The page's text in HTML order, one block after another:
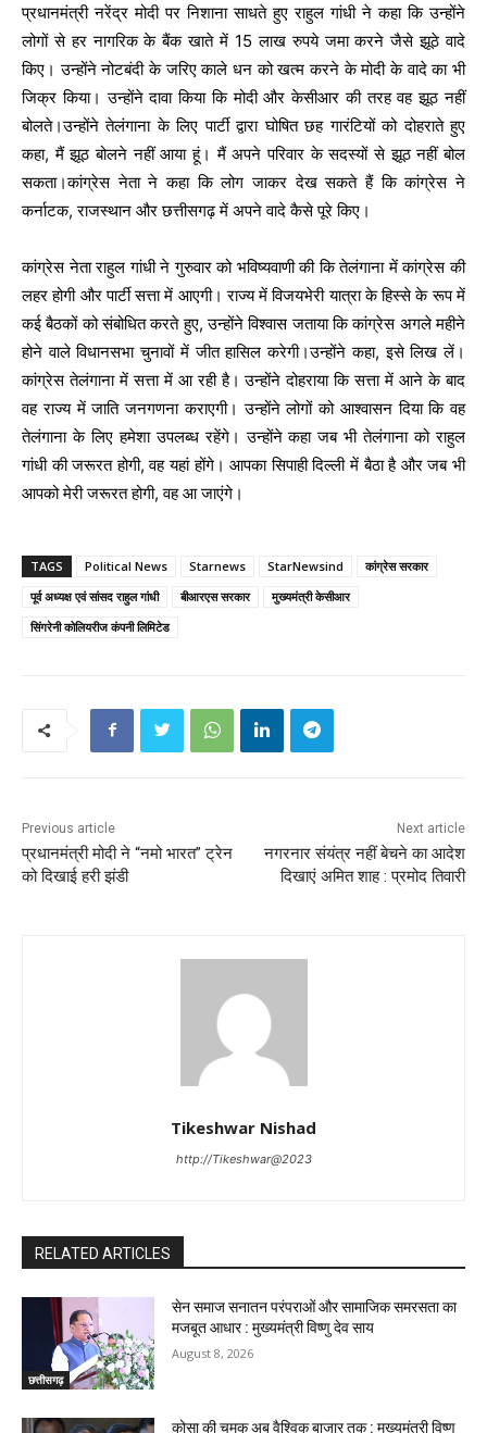
प्रधानमंत्री नरेंद्र मोदी पर निशाना साधते हुए राहुल गांधी ने कहा कि उन्होंने
लोगों से हर नागरिक के बैंक खाते में 15 लाख रुपये जमा करने जैसे झूठे वादे
किए। उन्होंने नोटबंदी के जरिए काले धन को खत्म करने के मोदी के वादे का भी
जिक्र किया। उन्होंने दावा किया कि मोदी और केसीआर की तरह वह झूठ नहीं
बोलते।उन्होंने तेलंगाना के लिए पार्टी द्वारा घोषित छह गारंटियों को दोहराते हुए
कहा, मैं झूठ बोलने नहीं आया हूं। मैं अपने परिवार के सदस्यों से झूठ नहीं बोल
सकता।कांग्रेस नेता ने कहा कि लोग जाकर देख सकते हैं कि कांग्रेस ने
कर्नाटक, राजस्थान और छत्तीसगढ़ में अपने वादे कैसे पूरे किए।
कांग्रेस नेता राहुल गांधी ने गुरुवार को भविष्यवाणी की कि तेलंगाना में कांग्रेस की
लहर होगी और पार्टी सत्ता में आएगी। राज्य में विजयभेरी यात्रा के हिस्से के रूप में
कई बैठकों को संबोधित करते हुए, उन्होंने विश्‍वास जताया कि कांग्रेस अगले महीने
होने वाले विधानसभा चुनावों में जीत हासिल करेगी।उन्होंने कहा, इसे लिख लें।
कांग्रेस तेलंगाना में सत्ता में आ रही है। उन्होंने दोहराया कि सत्ता में आने के बाद
वह राज्य में जाति जनगणना कराएगी। उन्होंने लोगों को आश्‍वासन दिया कि वह
तेलंगाना के लिए हमेशा उपलब्ध रहेंगे। उन्होंने कहा जब भी तेलंगाना को राहुल
गांधी की जरूरत होगी, वह यहां होंगे। आपका सिपाही दिल्ली में बैठा है और जब भी
आपको मेरी जरूरत होगी, वह आ जाएंगे।
TAGS Political News Starnews StarNewsind
कांग्रेस सरकार
पूर्व अध्यक्ष एवं सांसद राहुल गांधी
बीआरएस सरकार
मुख्यमंत्री केसीआर
सिंगरेनी कोलियरीज कंपनी लिमिटेड
Previous article
प्रधानमंत्री मोदी ने “नमो भारत” ट्रेन
को दिखाई हरी झंडी
Next article
नगरनार संयंत्र नहीं बेचने का आदेश
दिखाएं अमित शाह : प्रमोद तिवारी
Tikeshwar Nishad
http://Tikeshwar@2023
RELATED ARTICLES
छत्तीसगढ़
सेन समाज सनातन परंपराओं और सामाजिक समरसता का
मजबूत आधार : मुख्यमंत्री विष्णु देव साय
August 8, 2026
कोसा की चमक अब वैश्विक बाजार तक : मुख्यमंत्री विष्णु